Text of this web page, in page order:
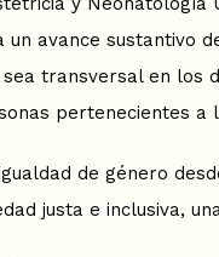
avance sustantivo
transversal en
pertenecientes a
de género
justa e inclusiva,